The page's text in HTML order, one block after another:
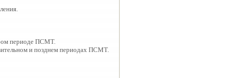
периоде ПСМТ.
и позднем периодах ПСМТ.